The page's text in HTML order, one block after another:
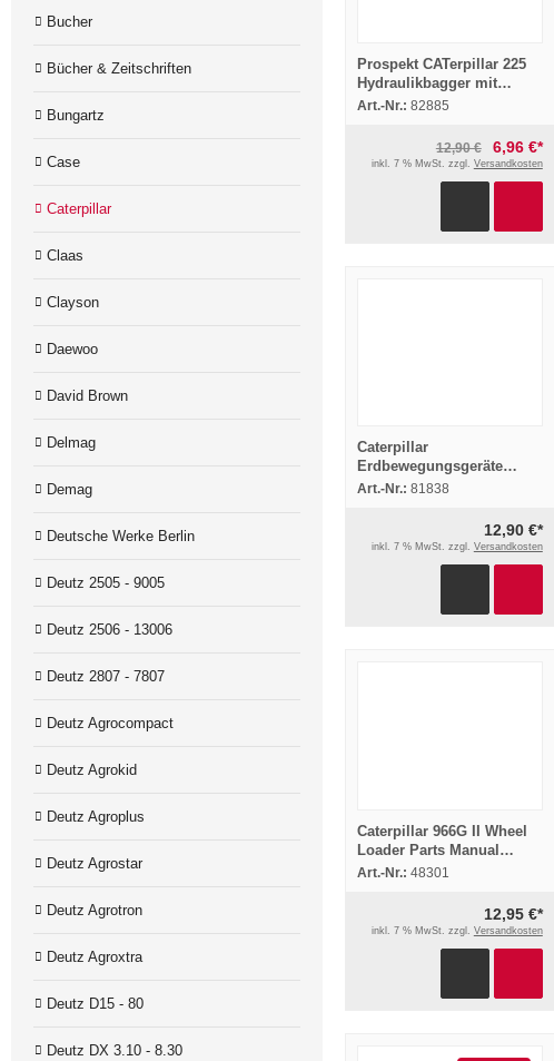
Prospekt CATerpillar 225
Hydraulikbagger mit
Greifer 8/1975
Art.-Nr.: 82885
12,90 € 6,96 €*
inkl. 7 % MwSt. zzgl. Versandkosten
Caterpillar
Erdbewegungsgeräte
Schmierempfehlungen
Art.-Nr.: 81838
12,90 €*
inkl. 7 % MwSt. zzgl. Versandkosten
Caterpillar 966G II Wheel
Loader Parts Manual
Ersatzteilkatalog 2002
Art.-Nr.: 48301
12,95 €*
inkl. 7 % MwSt. zzgl. Versandkosten
Bucher
Bücher & Zeitschriften
Bungartz
Case
Caterpillar
Claas
Clayson
Daewoo
David Brown
Delmag
Demag
Deutsche Werke Berlin
Deutz 2505 - 9005
Deutz 2506 - 13006
Deutz 2807 - 7807
Deutz Agrocompact
Deutz Agrokid
Deutz Agroplus
Deutz Agrostar
Deutz Agrotron
Deutz Agroxtra
Deutz D15 - 80
Deutz DX 3.10 - 8.30